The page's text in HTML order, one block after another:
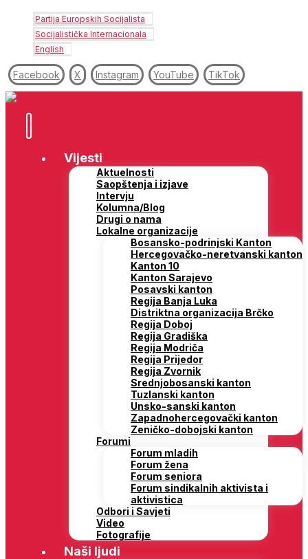
Partija Europskih Socijalista
Socijalistička Internacionala
English
Facebook X Instagram YouTube TikTok
Vijesti
Aktuelnosti
Saopštenja i izjave
Intervju
Kolumna/Blog
Drugi o nama
Lokalne organizacije
Bosansko-podrinjski Kanton
Hercegovačko-neretvanski kanton
Kanton 10
Kanton Sarajevo
Posavski kanton
Regija Banja Luka
Distriktna organizacija Brčko
Regija Doboj
Regija Gradiška
Regija Modriča
Regija Prijedor
Regija Zvornik
Srednjobosanski kanton
Tuzlanski kanton
Unsko-sanski kanton
Zapadnohercegovački kanton
Zeničko-dobojski kanton
Forumi
Forum mladih
Forum žena
Forum seniora
Forum sindikalnih aktivista i
aktivistica
Odbori i Savjeti
Video
Fotografije
Naši ljudi